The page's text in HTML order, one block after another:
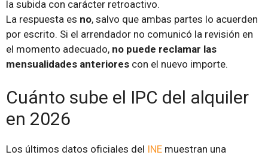
la subida con carácter retroactivo.
La respuesta es no, salvo que ambas partes lo acuerden
por escrito. Si el arrendador no comunicó la revisión en
el momento adecuado, no puede reclamar las
mensualidades anteriores con el nuevo importe.
Cuánto sube el IPC del alquiler
en 2026
Los últimos datos oficiales del INE muestran una